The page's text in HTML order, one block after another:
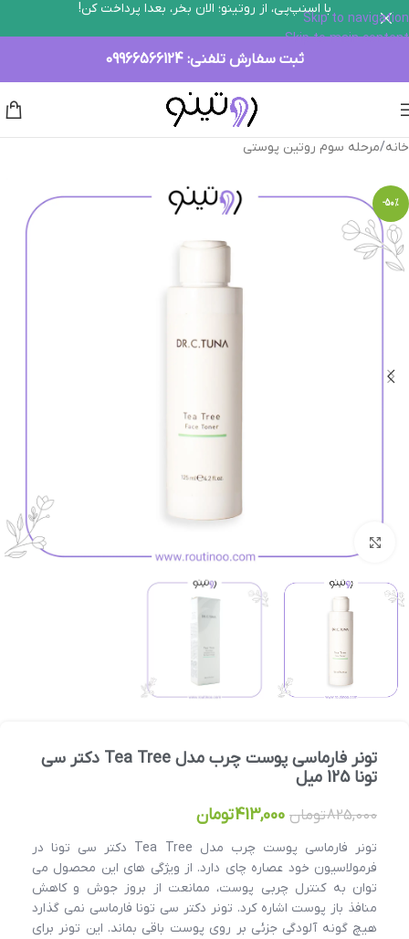
Skip to navigation
Skip to main content
با اسنپ‌پی، از روتینو؛ الان بخر، بعدا پرداخت کن!
ثبت سفارش تلفنی: 09966566124
خانه/مرحله سوم روتین پوستی
-50%
تونر فارماسی پوست چرب مدل Tea Tree دکتر سی
تونا 125 میل
825,000تومان 413,000تومان
تونر فارماسی پوست چرب مدل Tea Tree دکتر سی تونا در
فرمولاسیون خود عصاره چای دارد. از ویژگی های این محصول می
توان به کنترل چربی پوست، ممانعت از بروز جوش و کاهش
منافذ باز پوست اشاره کرد. تونر دکتر سی تونا فارماسی نمی گذارد
هیچ گونه آلودگی جزئی بر روی پوست باقی بماند. این تونر برای